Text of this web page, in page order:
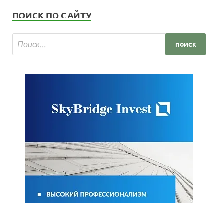
ПОИСК ПО САЙТУ